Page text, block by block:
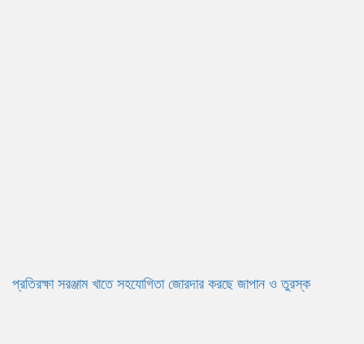
প্রতিরক্ষা সরঞ্জাম খাতে সহযোগিতা জোরদার করছে জাপান ও তুরস্ক